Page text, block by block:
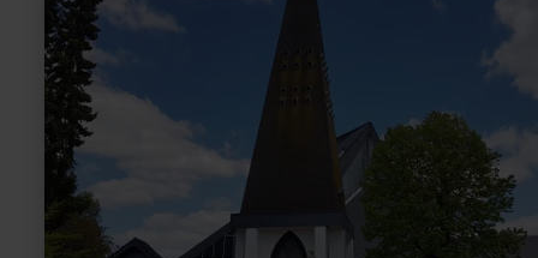
Kirche
St.
Stephanus
in
Nachtsheim